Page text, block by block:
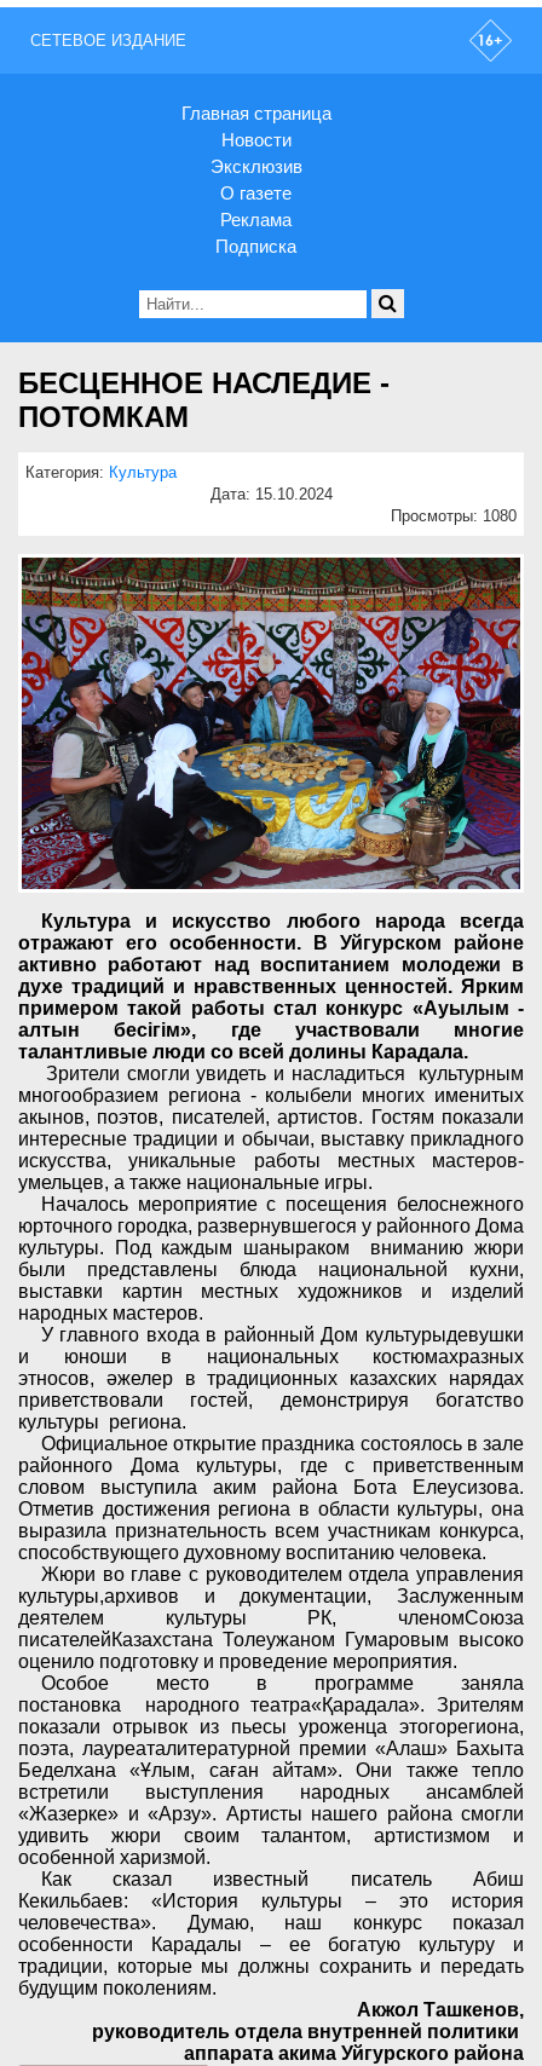
СЕТЕВОЕ ИЗДАНИЕ
Главная страница
Новости
Эксклюзив
О газете
Реклама
Подписка
БЕСЦЕННОЕ НАСЛЕДИЕ -
ПОТОМКАМ
Категория: Культура
Дата: 15.10.2024
Просмотры: 1080
Культура и искусство любого народа всегда
отражают его особенности. В Уйгурском районе
активно работают над воспитанием молодежи в
духе традиций и нравственных ценностей. Ярким
примером такой работы стал конкурс «Ауылым -
алтын бесігім», где участвовали многие
талантливые люди со всей долины Карадала.
Зрители смогли увидеть и насладиться культурным
многообразием региона - колыбели многих именитых
акынов, поэтов, писателей, артистов. Гостям показали
интересные традиции и обычаи, выставку прикладного
искусства, уникальные работы местных мастеров-
умельцев, а также национальные игры.
Началось мероприятие с посещения белоснежного
юрточного городка, развернувшегося у районного Дома
культуры.
Под каждым шаныраком
вниманию жюри
были представлены блюда национальной кухни,
выставки картин местных художников и изделий
народных мастеров.
У главного входа в районный Дом культурыдевушки
и юноши в национальных костюмахразных
этносов, әжелер в традиционных казахских нарядах
приветствовали гостей, демонстрируя богатство
культуры региона.
Официальное открытие праздника состоялось в зале
районного Дома культуры, где с приветственным
словом выступила аким района Бота Елеусизова.
Отметив достижения региона в области культуры, она
выразила признательность всем участникам конкурса,
способствующего духовному воспитанию человека.
Жюри во главе с руководителем отдела управления
культуры,архивов и документации, Заслуженным
деятелем культуры РК, членомСоюза
писателейКазахстана Толеужаном Гумаровым высоко
оценило подготовку и проведение мероприятия.
Особое место в программе заняла
постановка народного театра«Қарадала». Зрителям
показали отрывок из пьесы уроженца этогорегиона,
поэта, лауреаталитературной премии «Алаш» Бахыта
Беделхана «Ұлым, саған айтам». Они также тепло
встретили выступления народных ансамблей
«Жазерке» и «Арзу». Артисты нашего района смогли
удивить жюри своим талантом, артистизмом и
особенной харизмой.
Как сказал известный писательАбиш
Кекильбаев: «История культуры – это история
человечества». Думаю, наш конкурс показал
особенности Карадалы – еебогатую культуру и
традиции, которые мы должны сохранить и передать
будущим поколениям.
Акжол Ташкенов,
руководитель отдела внутренней политики
аппарата акима Уйгурского района